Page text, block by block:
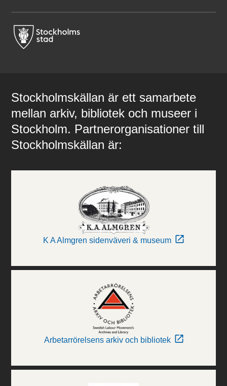
Stockholmskällan är ett samarbete
mellan arkiv, bibliotek och museer i
Stockholm. Partnerorganisationer till
Stockholmskällan är:
K A Almgren sidenväveri & museum
Arbetarrörelsens arkiv och bibliotek